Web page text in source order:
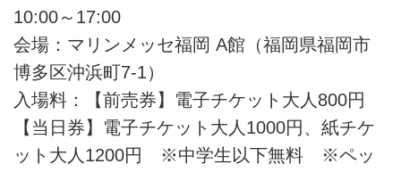
10:00～17:00
会場：マリンメッセ福岡 A館（福岡県福岡市
博多区沖浜町7-1）
入場料：【前売券】電子チケット大人800円
【当日券】電子チケット大人1000円、紙チケ
ット大人1200円 ※中学生以下無料 ※ペッ